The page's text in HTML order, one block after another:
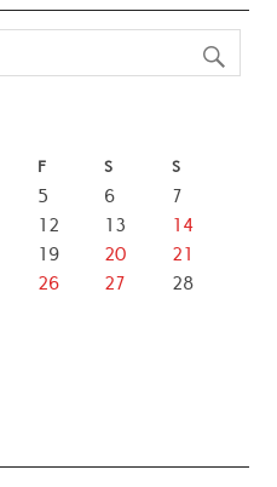
F S S
5 6
7
12 13
14
19 20
21
26 27
28